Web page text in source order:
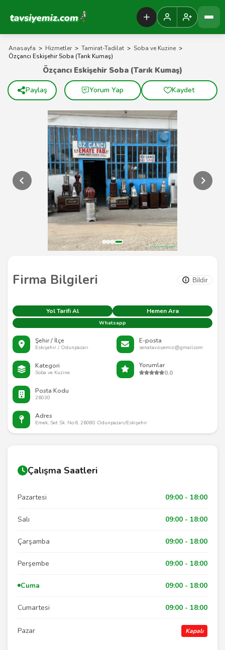
Tavsiyemiz Anasayfa
Anasayfa > Hizmetler > Tamirat-Tadilat > Soba ve Kuzine >
Özçancı Eskişehir Soba (Tarık Kumaş)
Firma Bilgileri Bildir
Yol Tarifi Al Hemen Ara
Whatsapp
Şehir / İlçe
Eskişehir / Odunpazarı
E-posta
senatavsiyemiz@gmail.com
Kategori
Soba ve Kuzine
Yorumlar
0.0
Posta Kodu
26030
Adres
Emek, Set Sk. No:6, 26080 Odunpazarı/Eskişehir
Özçancı Eskişehir Soba (Tarık Kumaş)
Paylaş Yorum Yap Kaydet
Çalışma Saatleri
Pazartesi 09:00 - 18:00
Salı 09:00 - 18:00
Çarşamba 09:00 - 18:00
Perşembe 09:00 - 18:00
Cuma 09:00 - 18:00
Cumartesi 09:00 - 18:00
Pazar Kapalı